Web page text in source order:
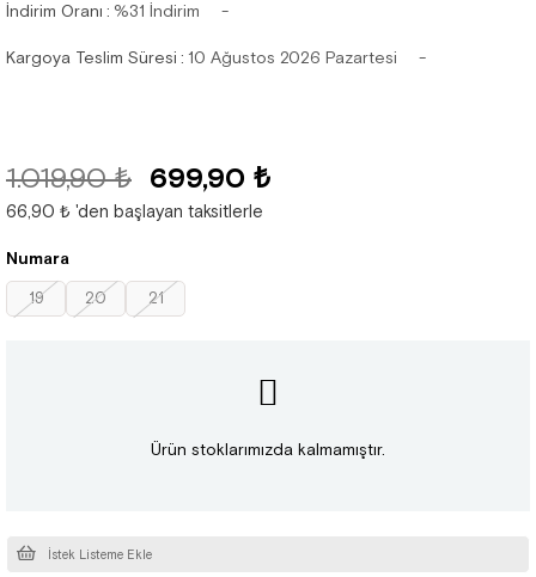
İndirim Oranı : %31 İndirim
Kargoya Teslim Süresi : 10 Ağustos 2026 Pazartesi
1.019,90 ₺ 699,90 ₺
66,90 ₺ 'den başlayan taksitlerle
Numara
19 20 21
Ürün stoklarımızda kalmamıştır.
İstek Listeme Ekle